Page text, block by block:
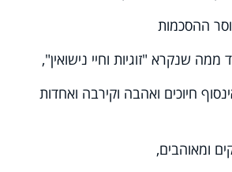
ההסכמות
שנקרא "זוגיות וחיי נישואין",
חיוכים ואהבה וקירבה ואחדות
ומאוהבים,